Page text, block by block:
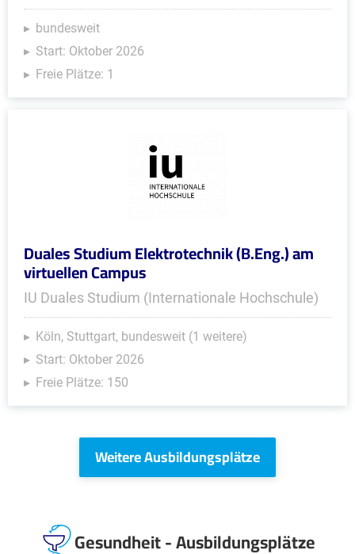
bundesweit
Start: Oktober 2026
Freie Plätze: 1
Duales Studium Elektrotechnik (B.Eng.) am
virtuellen Campus
IU Duales Studium (Internationale Hochschule)
Köln, Stuttgart, bundesweit (1 weitere)
Start: Oktober 2026
Freie Plätze: 150
Weitere Ausbildungsplätze
Gesundheit - Ausbildungsplätze